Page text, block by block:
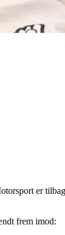
er
frem imod: